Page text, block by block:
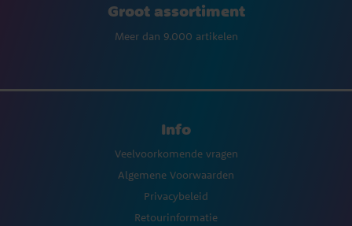
Groot assortiment
Meer dan 9.000 artikelen
Info
Veelvoorkomende vragen
Algemene Voorwaarden
Privacybeleid
Retourinformatie